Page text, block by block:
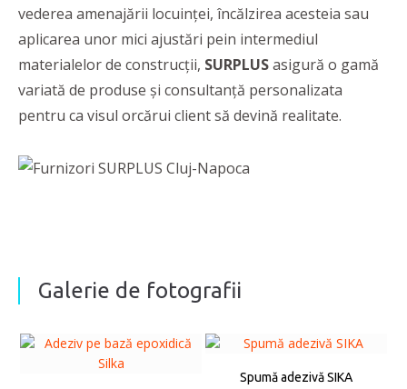
vederea amenajării locuinţei, încălzirea acesteia sau
aplicarea unor mici ajustări pein intermediul
materialelor de construcţii, SURPLUSasigură o gamă
variată de produse şi consultanţă personalizata
pentru ca visul orcărui client să devină realitate.
Galerie de fotografii
Spumă adezivă SIKA